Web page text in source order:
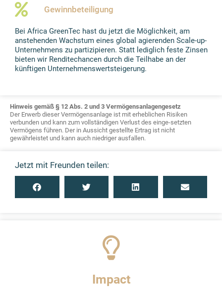
Gewinnbeteiligung
Bei Africa GreenTec hast du jetzt die Möglichkeit, am
anstehenden Wachstum eines global agierenden Scale-up-
Unternehmens zu partizipieren. Statt lediglich feste Zinsen
bieten wir Renditechancen durch die Teilhabe an der
künftigen Unternehmenswertsteigerung.
Hinweis gemäß § 12 Abs. 2 und 3 Vermögensanlagengesetz
Der Erwerb dieser Vermögensanlage ist mit erheblichen Risiken
verbunden und kann zum vollständigen Verlust des einge-setzten
Vermögens führen. Der in Aussicht gestellte Ertrag ist nicht
gewährleistet und kann auch niedriger ausfallen.
Jetzt mit Freunden teilen:
Impact